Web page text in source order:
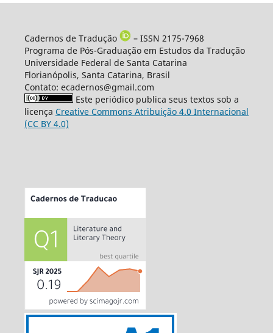
Cadernos de Tradução
– ISSN 2175-7968
Programa de Pós-Graduação em Estudos da Tradução
Universidade Federal de Santa Catarina
Florianópolis, Santa Catarina, Brasil
Contato: ecadernos@gmail.com
Este periódico publica seus textos sob a
licença Creative Commons Atribuição 4.0 Internacional
(CC BY 4.0)